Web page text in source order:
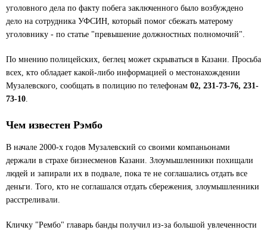
уголовного дела по факту побега заключенного было возбуждено
дело на сотрудника УФСИН, который помог сбежать матерому
уголовнику - по статье "превышение должностных полномочий".
По мнению полицейских, беглец может скрываться в Казани. Просьба
всех, кто обладает какой-либо информацией о местонахождении
Музалевского, сообщать в полицию по телефонам 02, 231-73-76, 231-
73-10.
Чем известен Рэмбо
В начале 2000-х годов Музалевский со своими компаньонами
держали в страхе бизнесменов Казани. Злоумышленники похищали
людей и запирали их в подвале, пока те не соглашались отдать все
деньги. Того, кто не соглашался отдать сбережения, злоумышленники
расстреливали.
Кличку "Рембо" главарь банды получил из-за большой увлеченности